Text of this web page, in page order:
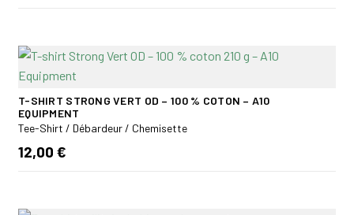
T-SHIRT STRONG VERT OD – 100 % COTON – A10
EQUIPMENT
Tee-Shirt / Débardeur / Chemisette
12,00 €